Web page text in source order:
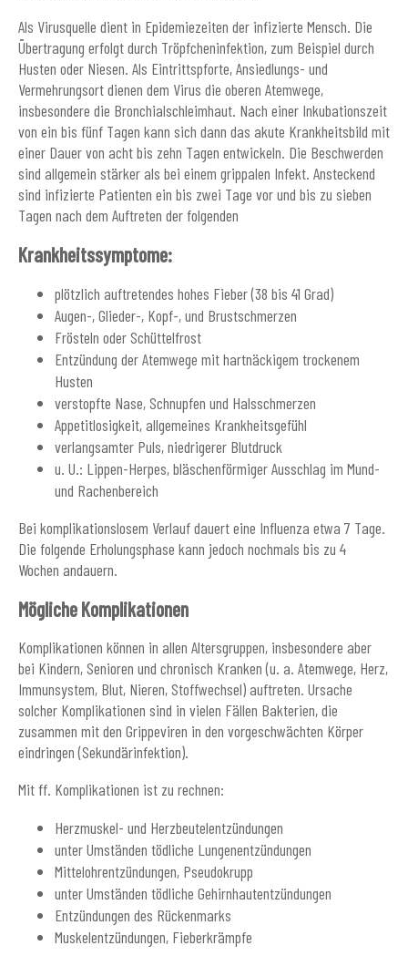
Als Virusquelle dient in Epidemiezeiten der infizierte Mensch. Die
Übertragung erfolgt durch Tröpfcheninfektion, zum Beispiel durch
Husten oder Niesen. Als Eintrittspforte, Ansiedlungs- und
Vermehrungsort dienen dem Virus die oberen Atemwege,
insbesondere die Bronchialschleimhaut. Nach einer Inkubationszeit
von ein bis fünf Tagen kann sich dann das akute Krankheitsbild mit
einer Dauer von acht bis zehn Tagen entwickeln. Die Beschwerden
sind allgemein stärker als bei einem grippalen Infekt. Ansteckend
sind infizierte Patienten ein bis zwei Tage vor und bis zu sieben
Tagen nach dem Auftreten der folgenden
Krankheitssymptome:
plötzlich auftretendes hohes Fieber (38 bis 41 Grad)
Augen-, Glieder-, Kopf-, und Brustschmerzen
Frösteln oder Schüttelfrost
Entzündung der Atemwege mit hartnäckigem trockenem
Husten
verstopfte Nase, Schnupfen und Halsschmerzen
Appetitlosigkeit, allgemeines Krankheitsgefühl
verlangsamter Puls, niedrigerer Blutdruck
u. U.: Lippen-Herpes, bläschenförmiger Ausschlag im Mund-
und Rachenbereich
Bei komplikationslosem Verlauf dauert eine Influenza etwa 7 Tage.
Die folgende Erholungsphase kann jedoch nochmals bis zu 4
Wochen andauern.
Mögliche Komplikationen
Komplikationen können in allen Altersgruppen, insbesondere aber
bei Kindern, Senioren und chronisch Kranken (u. a. Atemwege, Herz,
Immunsystem, Blut, Nieren, Stoffwechsel) auftreten. Ursache
solcher Komplikationen sind in vielen Fällen Bakterien, die
zusammen mit den Grippeviren in den vorgeschwächten Körper
eindringen (Sekundärinfektion).
Mit ff. Komplikationen ist zu rechnen:
Herzmuskel- und Herzbeutelentzündungen
unter Umständen tödliche Lungenentzündungen
Mittelohrentzündungen, Pseudokrupp
unter Umständen tödliche Gehirnhautentzündungen
Entzündungen des Rückenmarks
Muskelentzündungen, Fieberkrämpfe